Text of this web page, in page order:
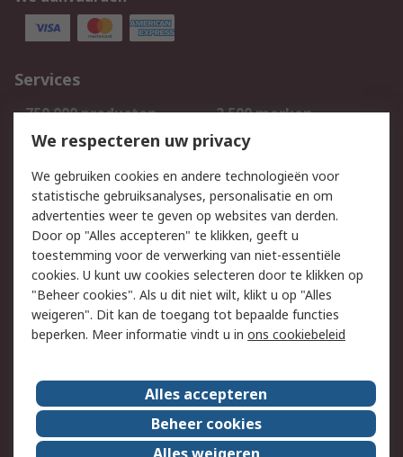
Services
750.000 producten
2.500 merken
Bestellen
Inkoopoplossingen
Track & Trace
Wettelijk
Cookiebeleid
Email veiligheid
Privacybeleid
Websitevoorwaarden
Algemene
verkoopvoorwaarden
Over RS
RS Group
Over ons
RS wereldwijd
Werken bij RS
We respecteren uw privacy
We gebruiken cookies en andere technologieën voor
statistische gebruiksanalyses, personalisatie en om
advertenties weer te geven op websites van derden.
Door op "Alles accepteren" te klikken, geeft u
toestemming voor de verwerking van niet-essentiële
cookies. U kunt uw cookies selecteren door te klikken op
"Beheer cookies". Als u dit niet wilt, klikt u op "Alles
weigeren". Dit kan de toegang tot bepaalde functies
beperken. Meer informatie vindt u in ons cookiebeleid
Alles accepteren
Beheer cookies